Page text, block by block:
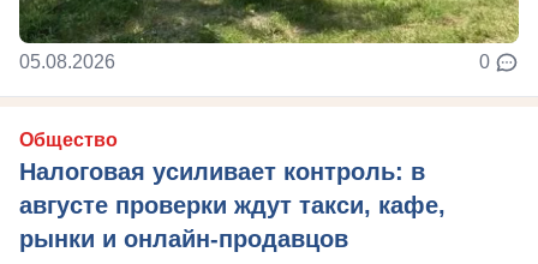
05.08.2026 0
Общество
Налоговая усиливает контроль: в
августе проверки ждут такси, кафе,
рынки и онлайн-продавцов